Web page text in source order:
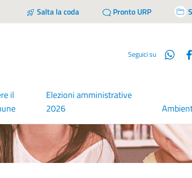
Salta la coda Pronto URP
Seguici su
il
Elezioni amministrative
2026